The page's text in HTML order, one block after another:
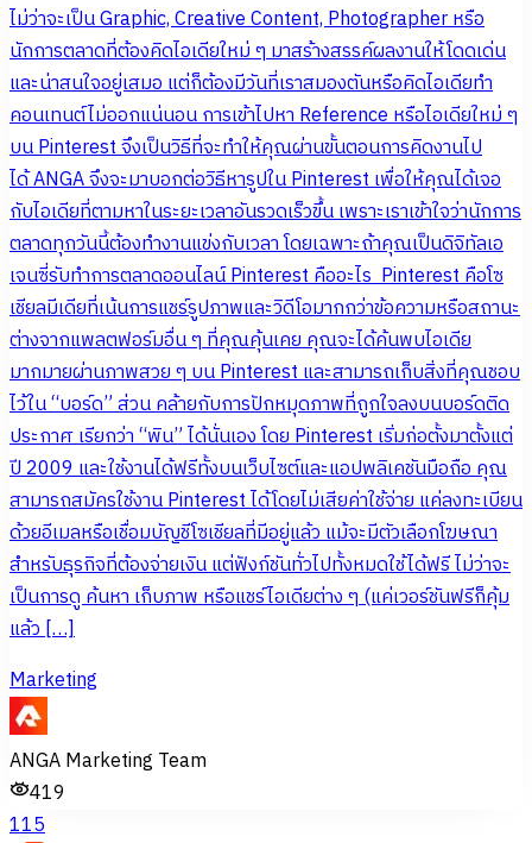
ไม่ว่าจะเป็น Graphic, Creative Content, Photographer หรือ
นักการตลาดที่ต้องคิดไอเดียใหม่ ๆ มาสร้างสรรค์ผลงานให้โดดเด่น
และน่าสนใจอยู่เสมอ แต่ก็ต้องมีวันที่เราสมองตันหรือคิดไอเดียทำ
คอนเทนต์ไม่ออกแน่นอน การเข้าไปหา Reference หรือไอเดียใหม่ ๆ
บน Pinterest จึงเป็นวิธีที่จะทำให้คุณผ่านขั้นตอนการคิดงานไป
ได้ ANGA จึงจะมาบอกต่อวิธีหารูปใน Pinterest เพื่อให้คุณได้เจอ
กับไอเดียที่ตามหาในระยะเวลาอันรวดเร็วขึ้น เพราะเราเข้าใจว่านักการ
ตลาดทุกวันนี้ต้องทำงานแข่งกับเวลา โดยเฉพาะถ้าคุณเป็นดิจิทัลเอ
เจนซี่รับทำการตลาดออนไลน์ Pinterest คืออะไร Pinterest คือโซ
เชียลมีเดียที่เน้นการแชร์รูปภาพและวิดีโอมากกว่าข้อความหรือสถานะ
ต่างจากแพลตฟอร์มอื่น ๆ ที่คุณคุ้นเคย คุณจะได้ค้นพบไอเดีย
มากมายผ่านภาพสวย ๆ บน Pinterest และสามารถเก็บสิ่งที่คุณชอบ
ไว้ใน “บอร์ด” ส่วน คล้ายกับการปักหมุดภาพที่ถูกใจลงบนบอร์ดติด
ประกาศ เรียกว่า “พิน” ได้นั่นเอง โดย Pinterest เริ่มก่อตั้งมาตั้งแต่
ปี 2009 และใช้งานได้ฟรีทั้งบนเว็บไซต์และแอปพลิเคชันมือถือ คุณ
สามารถสมัครใช้งาน Pinterest ได้โดยไม่เสียค่าใช้จ่าย แค่ลงทะเบียน
ด้วยอีเมลหรือเชื่อมบัญชีโซเชียลที่มีอยู่แล้ว แม้จะมีตัวเลือกโฆษณา
สำหรับธุรกิจที่ต้องจ่ายเงิน แต่ฟังก์ชันทั่วไปทั้งหมดใช้ได้ฟรี ไม่ว่าจะ
เป็นการดู ค้นหา เก็บภาพ หรือแชร์ไอเดียต่าง ๆ (แค่เวอร์ชันฟรีก็คุ้ม
แล้ว […]
Marketing
ANGA Marketing Team
419
115